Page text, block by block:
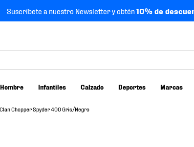
Suscríbete a nuestro Newsletter y obtén10% de
Hombre Infantiles Calzado Deportes Marcas
Chopper Spyder 400 Gris/Negro